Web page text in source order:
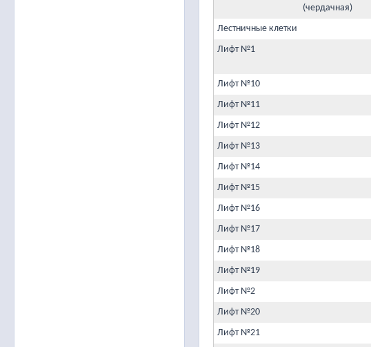
(чердачная)
Лестничные клетки
Лифт №1
Лифт №10
Лифт №11
Лифт №12
Лифт №13
Лифт №14
Лифт №15
Лифт №16
Лифт №17
Лифт №18
Лифт №19
Лифт №2
Лифт №20
Лифт №21